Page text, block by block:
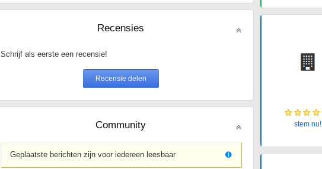
Recensies
Schrijf als eerste een recensie!
Community
Geplaatste berichten zijn voor iedereen leesbaar
stem nu!